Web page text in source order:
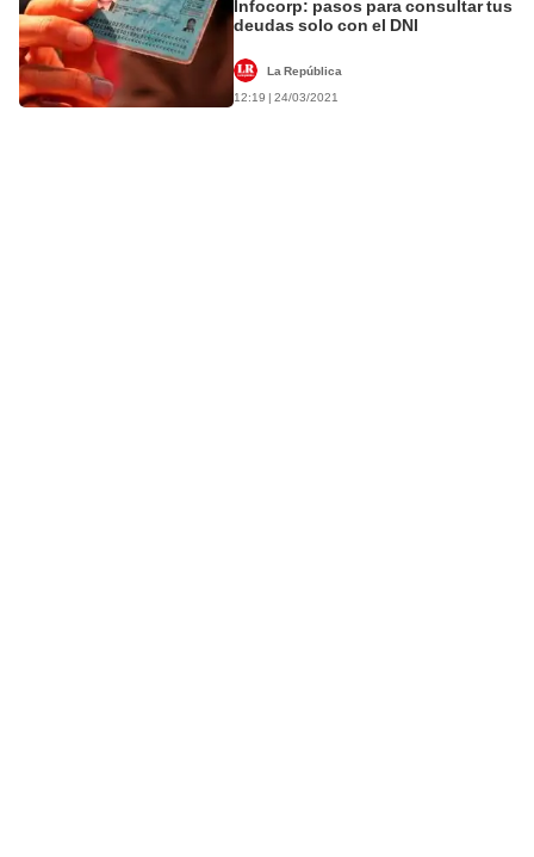
Infocorp: pasos para consultar tus
deudas solo con el DNI
La República
12:19 | 24/03/2021